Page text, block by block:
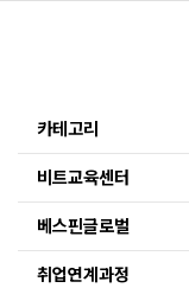
카테고리
비트교육센터
베스핀글로벌
취업연계과정